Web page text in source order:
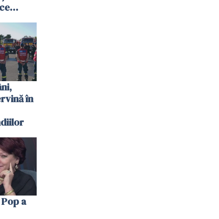
în
a